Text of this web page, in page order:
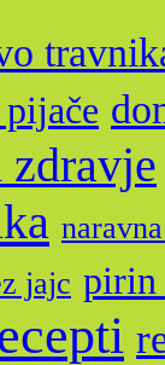
zdravje
jajc pirin